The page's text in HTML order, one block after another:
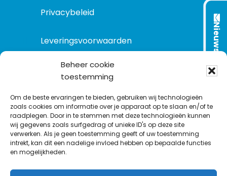
Beheer cookie
toestemming
Om de beste ervaringen te bieden, gebruiken wij technologieën
zoals cookies om informatie over je apparaat op te slaan en/of te
raadplegen. Door in te stemmen met deze technologieën kunnen
wij gegevens zoals surfgedrag of unieke ID's op deze site
verwerken. Als je geen toestemming geeft of uw toestemming
intrekt, kan dit een nadelige invloed hebben op bepaalde functies
en mogelijkheden.
Privacybeleid
Leveringsvoorwaarden
L
i
n
e
T
w
i
t
F
a
c
b
Y
o
u
u
C
o
n
a
Nieuwsbrief